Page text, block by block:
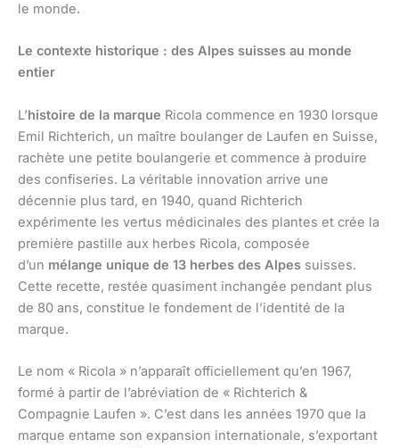
le monde.
Le contexte historique : des Alpes suisses au monde
entier
L’histoire de la marque Ricola commence en 1930 lorsque
Emil Richterich, un maître boulanger de Laufen en Suisse,
rachète une petite boulangerie et commence à produire
des confiseries. La véritable innovation arrive une
décennie plus tard, en 1940, quand Richterich
expérimente les vertus médicinales des plantes et crée la
première pastille aux herbes Ricola, composée
d’un mélange unique de 13 herbes des Alpes suisses.
Cette recette, restée quasiment inchangée pendant plus
de 80 ans, constitue le fondement de l’identité de la
marque.
Le nom « Ricola » n’apparaît officiellement qu’en 1967,
formé à partir de l’abréviation de « Richterich &
Compagnie Laufen ». C’est dans les années 1970 que la
marque entame son expansion internationale, s’exportant